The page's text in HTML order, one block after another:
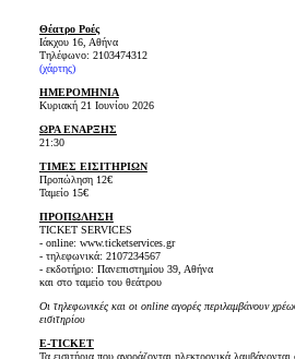
Θέατρο Ροές
Ιάκχου 16, Αθήνα
Τηλέφωνο: 2103474312
(χάρτης)
ΗΜΕΡΟΜΗΝΙΑ
Κυριακή 21 Ιουνίου 2026
ΩΡΑ ΕΝΑΡΞΗΣ
21:30
ΤΙΜΕΣ ΕΙΣΙΤΗΡΙΩΝ
Προπώληση 12€
Ταμείο 15€
ΠΡΟΠΩΛΗΣΗ
TICKET SERVICES
- online: www.ticketservices.gr
- τηλεφωνικά: 2107234567
- εκδοτήριο: Πανεπιστημίου 39, Αθήνα
και στο ταμείο του θεάτρου
Οι τηλεφωνικές και οι online αγορές περιλαμβάνουν
εισιτηρίου
E-TICKET
Τα εισιτήρια που αγοράζονται ηλεκτρονικά